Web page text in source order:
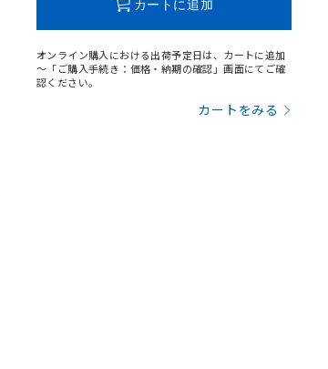
カートに追加
オンライン購入における出荷予定日は、カートに追加
～「ご購入手続き：価格・納期の確認」画面にてご確
認ください。
カートをみる